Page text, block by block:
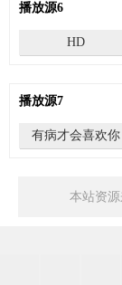
播放源6
HD
播放源7
有病才会喜欢你
本站资